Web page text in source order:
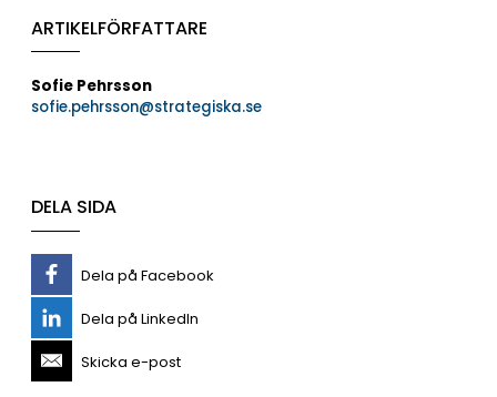
ARTIKELFÖRFATTARE
Sofie Pehrsson
sofie.pehrsson@strategiska.se
DELA SIDA
Dela på Facebook
Dela på LinkedIn
Skicka e-post